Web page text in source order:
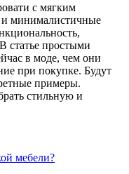
с мягким
и минималистичные
статье простыми
в моде, чем они
при покупке. Будут
примеры.
стильную и
мебели?